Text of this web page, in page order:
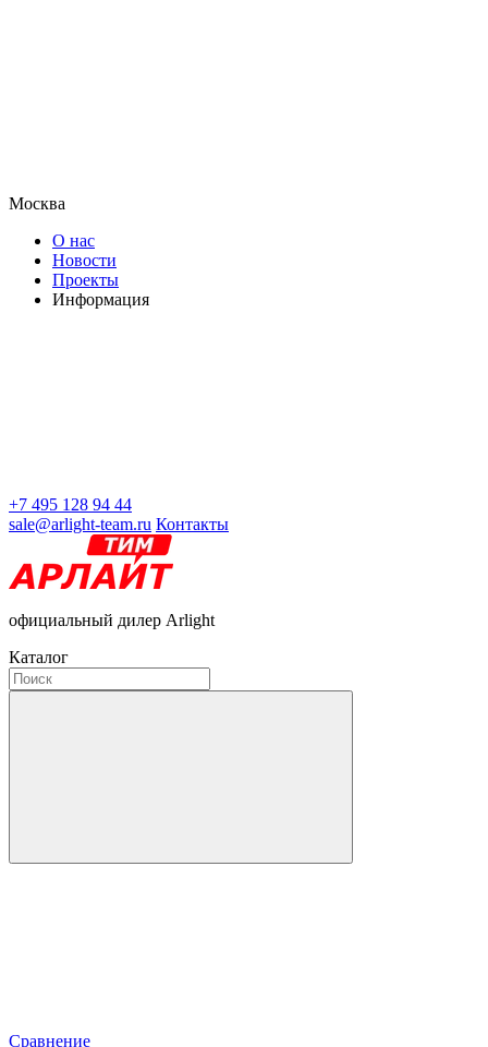
Москва
О нас
Новости
Проекты
Информация
+7 495 128 94 44
sale@arlight-team.ru Контакты
официальный дилер Arlight
Каталог
Сравнение